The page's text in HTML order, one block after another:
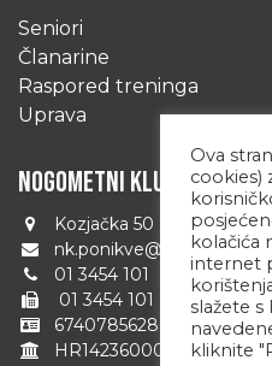
Seniori
Članarine
Raspored treninga
Uprava
NOGOMETNI KLUB PONIKVE
Kozjačka 50 Zagreb
nk.ponikve@zg.t-com.hr
01 3454 101
01 3454 101
67407856280
Ova
cookies)
kolačića
internet
slažete s
kliknite